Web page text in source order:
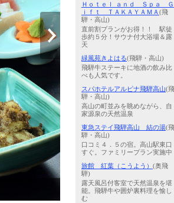
桜御影石の展望風呂からは
Ｈｏｔｅｌ ａｎｄ Ｓｐａ Ｇ
ｉｆｔ ＴＡＫＡＹＡＭＡ (飛
騨・高山)
直前割プランがお得！！ 駅徒
歩約５分！サウナ付大浴場＆露
天
緑風苑きよはる(飛騨・高山)
飛騨牛ステーキに地酒の飲み比
べも人気です。
スパホテルアルピナ飛騨高山(飛
騨・高山)
高山の町並みを眺めながら、自
家源泉の天然温泉
東急ステイ飛騨高山 結の湯(飛
騨・高山)
口コミ４．５の宿。高山駅東口
すぐ。ファミリープラン実施中
旅館 紅葉（こうよう） (奥飛
騨)
露天風呂付客室で天然温泉を堪
能。飛騨牛や囲炉裏料理を愉し
む